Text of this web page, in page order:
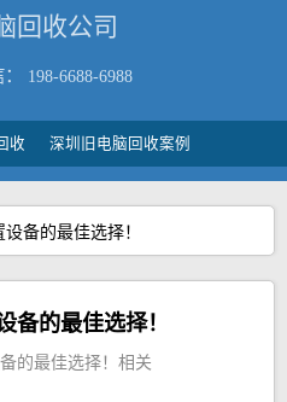
回收公司
198-6688-6988
收 深圳旧电脑回收案例
备的最佳选择！
备的最佳选择！
的最佳选择！相关